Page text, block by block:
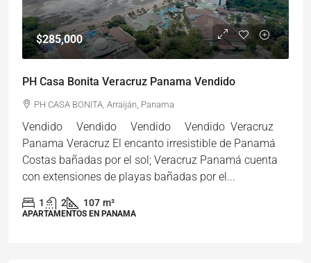
$285,000
PH Casa Bonita Veracruz Panama Vendido
PH CASA BONITA, Arraiján, Panama
Vendido Vendido Vendido Vendido Veracruz
Panama Veracruz El encanto irresistible de Panamá
Costas bañadas por el sol; Veracruz Panamá cuenta
con extensiones de playas bañadas por el...
1 2 107 m²
APARTAMENTOS EN PANAMA